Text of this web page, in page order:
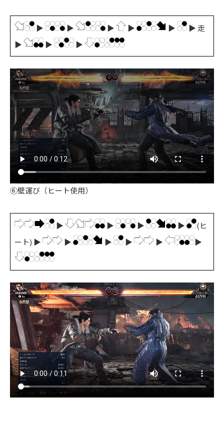
▶ ▶ ▶ ▶ ▶
▶ 走
▶
▶ ▶
⑥壁運び（ヒート使用）
▶ ▶ ▶ ▶
(ヒ
ート) ▶
▶ ▶ ▶ ▶ ▶